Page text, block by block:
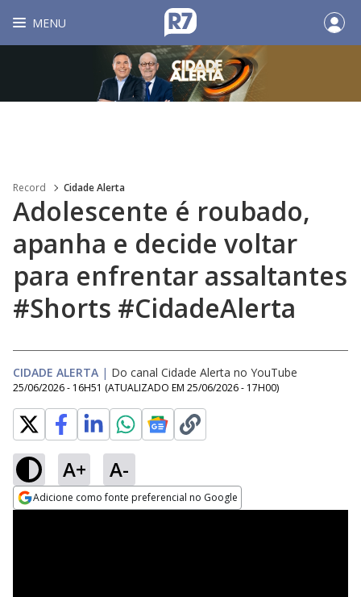
MENU
Record Cidade Alerta
Adolescente é roubado,
apanha e decide voltar
para enfrentar assaltantes
#Shorts #CidadeAlerta
CIDADE ALERTA | Do canal Cidade Alerta no YouTube
25/06/2026 - 16H51 (ATUALIZADO EM 25/06/2026 - 17H00)
A+ A-
Adicione como fonte preferencial no Google